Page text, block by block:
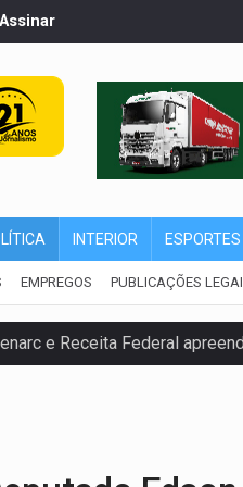
Assinar
INTERIOR ESPORTES
EMPREGOS PUBLICAÇÕES
e Receita Federal
são presos após furto de